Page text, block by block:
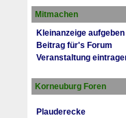
Mitmachen
Kleinanzeige aufgeben
Beitrag für's Forum
Veranstaltung
Korneuburg Foren
Plauderecke